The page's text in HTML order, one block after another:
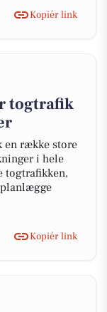
Kopiér link
togtrafik
en række store
i hele
togtrafikken,
Kopiér link